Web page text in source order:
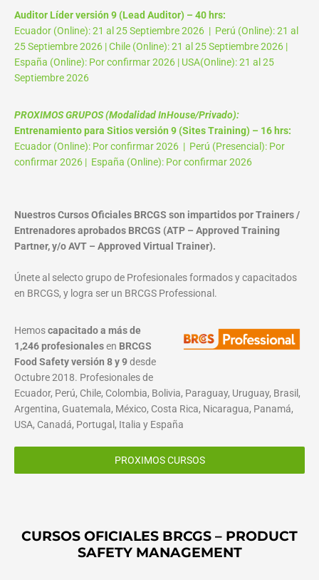
Auditor Líder versión 9 (Lead Auditor) – 40 hrs:
Ecuador (Online): 21 al 25 Septiembre 2026 | Perú (Online): 21 al
25 Septiembre 2026 | Chile (Online): 21 al 25 Septiembre 2026 |
España (Online): Por confirmar 2026 | USA(Online): 21 al 25
Septiembre 2026
PROXIMOS GRUPOS (Modalidad InHouse/Privado):
Entrenamiento para Sitios versión 9 (Sites Training) – 16 hrs:
Ecuador (Online): Por confirmar 2026 | Perú (Presencial): Por
confirmar 2026 | España (Online): Por confirmar 2026
Nuestros Cursos Oficiales BRCGS son impartidos por Trainers /
Entrenadores aprobados BRCGS (ATP – Approved Training
Partner, y/o AVT – Approved Virtual Trainer).
Únete al selecto grupo de Profesionales formados y capacitados
en BRCGS, y logra ser un BRCGS Professional.
Hemoscapacitado a más de
1,246 profesionalesen BRCGS
Food Safety versión 8 y 9desde
Octubre 2018. Profesionales de
Ecuador, Perú, Chile, Colombia, Bolivia, Paraguay, Uruguay, Brasil,
Argentina, Guatemala, México, Costa Rica, Nicaragua, Panamá,
USA, Canadá, Portugal, Italia y España
PROXIMOS CURSOS
CURSOS OFICIALES BRCGS – PRODUCT
SAFETY MANAGEMENT